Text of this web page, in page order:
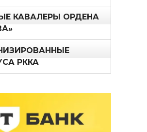
КАВАЛЕРЫ ОРДЕНА
РККА